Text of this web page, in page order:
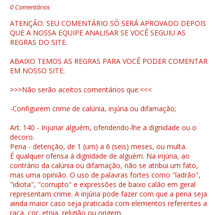
0 Comentários
ATENÇÃO: SEU COMENTÁRIO SÓ SERÁ APROVADO DEPOIS
QUE A NOSSA EQUIPE ANALISAR SE VOCÊ SEGUIU AS
REGRAS DO SITE.
ABAIXO TEMOS AS REGRAS PARA VOCÊ PODER COMENTAR
EM NOSSO SITE:
>>>Não serão aceitos comentários que:<<<
-Configurem crime de calúnia, injúria ou difamação;
Art. 140 - Injuriar alguém, ofendendo-lhe a dignidade ou o
decoro.
Pena - detenção, de 1 (um) a 6 (seis) meses, ou multa.
É qualquer ofensa à dignidade de alguém. Na injúria, ao
contrário da calúnia ou difamação, não se atribui um fato,
mas uma opinião. O uso de palavras fortes como "ladrão",
"idiota", "corrupto" e expressões de baixo calão em geral
representam crime. A injúria pode fazer com que a pena seja
ainda maior caso seja praticada com elementos referentes a
raça, cor, etnia, religião ou origem.